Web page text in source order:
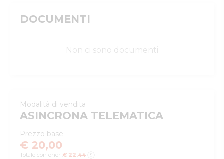
DOCUMENTI
Non ci sono documenti
Modalità di vendita
ASINCRONA TELEMATICA
Prezzo base
€ 20,00
Totale con oneri: € 22,44